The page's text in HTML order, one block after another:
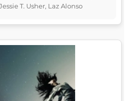
T. Usher, Laz Alonso